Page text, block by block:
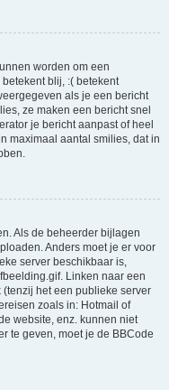
worden om een
blij, :( betekent
als je een bericht
ze maken een bericht snel
je bericht aanpast of heel
maximaal aantal smilies, dat in
Als de beheerder bijlagen
Anders moet je er voor
server beschikbaar is,
Linken naar een
het een publieke server
zoals in: Hotmail of
website, enz. kunnen niet
te geven, moet je de BBCode